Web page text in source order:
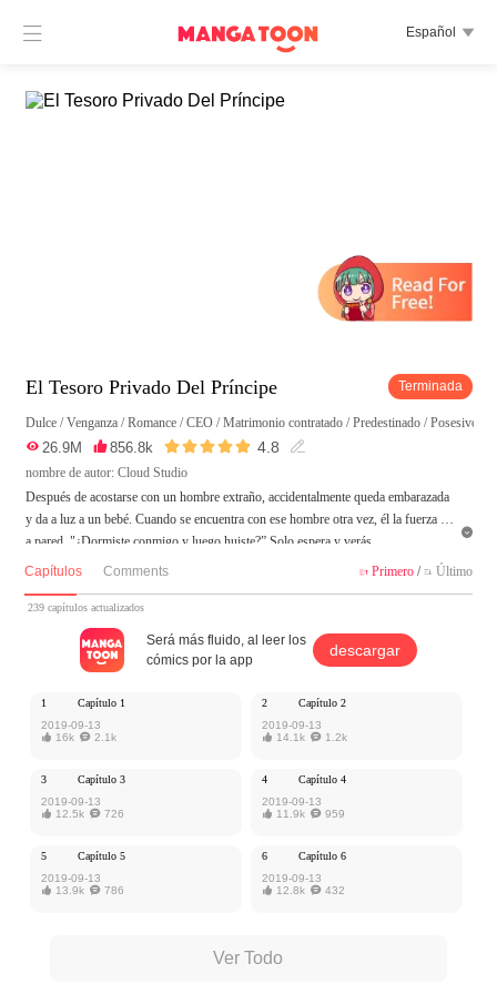
 Español 
El Tesoro Privado Del Príncipe Terminada
Dulce /Venganza /Romance /CEO /Matrimonio contratado /Predestinado /Posesivo
 26.9M 856.8k  4.8 
nombre de autor: Cloud Studio
Después de acostarse con un hombre extraño, accidentalmente queda embarazada
y da a luz a un bebé. Cuando se encuentra con ese hombre otra vez, él la fuerza a l
a pared, "¿Dormiste conmigo y luego huiste?” Solo espera y verás.
o del mismo representa el punto de vista del autor, y no el de MangaToon.

Capítulos Comments  Primero/  Último
239 capítulos actualizados
Será más fluido, al leer los
cómics por la app
descargar
1
Capítulo 1
2019-09-13
 16k 2.1k
2
Capítulo 2
2019-09-13
 14.1k 1.2k
3
Capítulo 3
2019-09-13
 12.5k 726
4
Capítulo 4
2019-09-13
 11.9k 959
5
Capítulo 5
2019-09-13
 13.9k 786
6
Capítulo 6
2019-09-13
 12.8k 432
Ver Todo